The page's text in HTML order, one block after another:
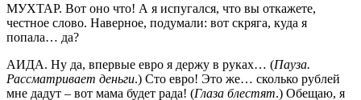
МУХТАР. Вот оно что! А я испугался, что вы откажете,
честное слово. Наверное, подумали: вот скряга, куда я
попала… да?
АИДА. Ну да, впервые евро я держу в руках… (Пауза.
Рассматривает деньги.) Сто евро! Это же… сколько рублей
мне дадут – вот мама будет рада! (Глаза блестят.) Обещаю, я